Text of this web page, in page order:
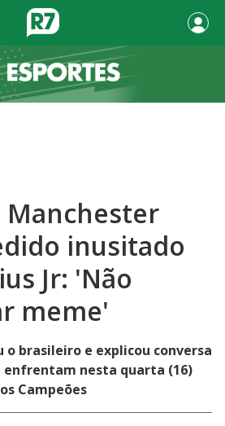
Manchester
inusitado
Jr: 'Não
meme'
o brasileiro e explicou conversa
enfrentam nesta quarta (16)
Campeões